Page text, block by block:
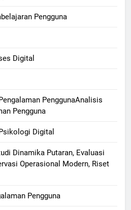
Pengguna
Digital
PenggunaAnalisis
Pengguna
Digital
Dinamika Putaran, Evaluasi
Operasional Modern, Riset
Pengguna